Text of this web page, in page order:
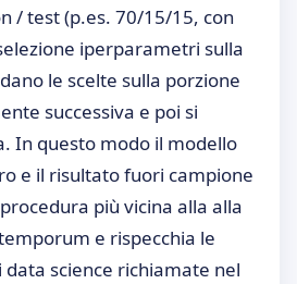
/ test (p.es. 70/15/15, con
iperparametri sulla
le scelte sulla porzione
successiva e poi si
In questo modo il modello
e il risultato fuori campione
più vicina alla alla
e rispecchia le
science richiamate nel